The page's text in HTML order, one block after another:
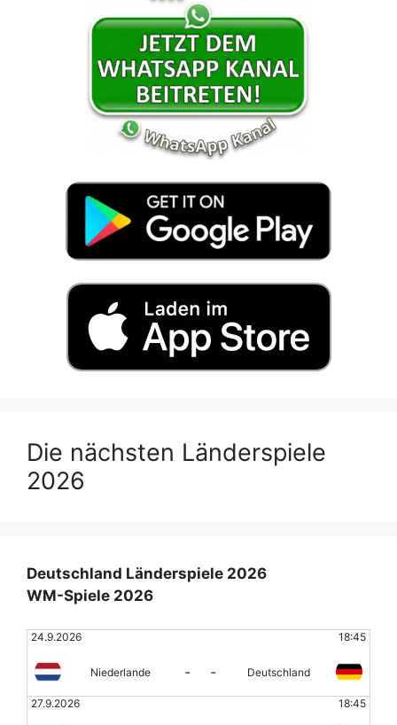
Die nächsten Länderspiele
2026
Deutschland Länderspiele 2026
WM-Spiele 2026
24.9.2026 18:45
Niederlande - - Deutschland
27.9.2026 18:45